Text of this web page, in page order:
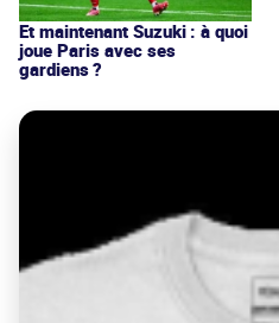
Et maintenant Suzuki : à quoi
joue Paris avec ses
gardiens ?